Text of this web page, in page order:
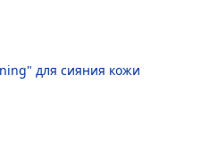
для сияния кожи